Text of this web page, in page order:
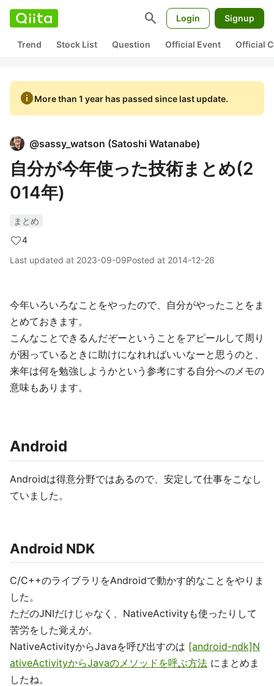
search Login Signup
Trend Stock List Question Official Event Official
infoMore than 1 year has passed since last update.
@sassy_watson (Satoshi Watanabe)
自分が今年使った技術まとめ(2
014年)
まとめ
4
Last updated at 2023-09-09Posted at 2014-12-26
今年いろいろなことをやったので、自分がやったことをま
とめておきます。
こんなことできるんだぞーということをアピールして周り
が困っているときに助けになれればいいなーと思うのと、
来年は何を勉強しようかという参考にする自分へのメモの
意味もあります。
Android
Androidは得意分野ではあるので、安定して仕事をこなし
ていました。
Android NDK
C/C++のライブラリをAndroidで動かす的なことをやりま
した。
ただのJNIだけじゃなく、NativeActivityも使ったりして
苦労をした覚えが。
NativeActivityからJavaを呼び出すのは [android-ndk]N
ativeActivityからJavaのメソッドを呼ぶ方法 にまとめま
したね。